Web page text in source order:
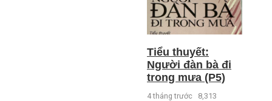
Tiểu thuyết:
Người đàn bà đi
trong mưa (P5)
4 tháng trước 8,313